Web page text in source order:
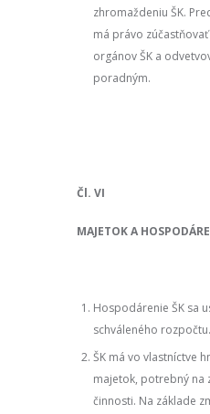
zhromaždeniu ŠK.
má právo
orgánov ŠK a
poradným.
Čl. VI
MAJETOK A
Hospodárenie ŠK sa
schváleného rozpočtu.
ŠK má vo vlastníctve
majetok, potrebný na
činnosti. Na základe